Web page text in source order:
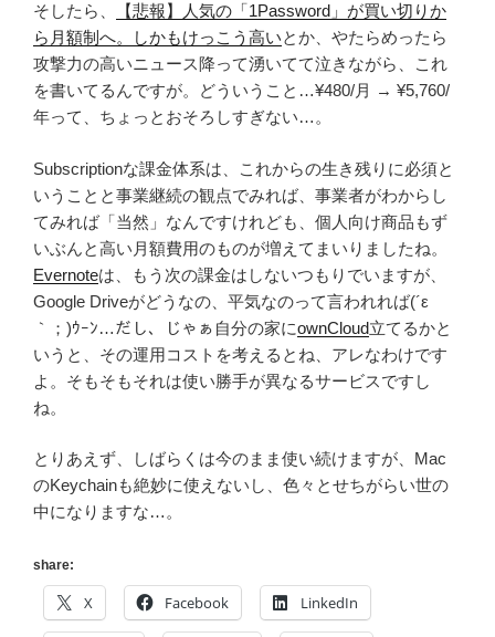
そしたら、
【悲報】人気の「1Password」が買い切りか
ら月額制へ。しかもけっこう高いとか、やたらめったら
攻撃力の高いニュース降って湧いてて泣きながら、これ
を書いてるんですが。どういうこと…¥480/月 → ¥5,760/
年って、ちょっとおそろしすぎない…。
Subscriptionな課金体系は、これからの生き残りに必須と
いうことと事業継続の観点でみれば、事業者がわからし
てみれば「当然」なんですけれども、個人向け商品もず
いぶんと高い月額費用のものが増えてまいりましたね。
Evernoteは、もう次の課金はしないつもりでいますが、
Google Driveがどうなの、平気なのって言われれば(´ε
｀；)ｳｰﾝ…だし、じゃぁ自分の家にownCloud立てるかと
いうと、その運用コストを考えるとね、アレなわけです
よ。そもそもそれは使い勝手が異なるサービスですし
ね。
とりあえず、しばらくは今のまま使い続けますが、Mac
のKeychainも絶妙に使えないし、色々とせちがらい世の
中になりますな…。
share:
X Facebook LinkedIn